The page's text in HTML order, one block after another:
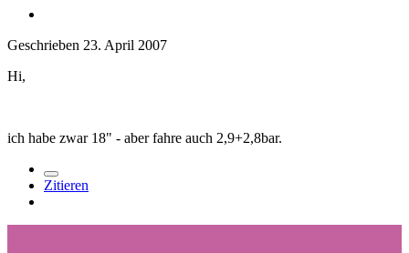
Geschrieben 23. April 2007
Hi,
ich habe zwar 18" - aber fahre auch 2,9+2,8bar.
Zitieren